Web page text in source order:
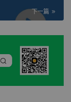
下一篇